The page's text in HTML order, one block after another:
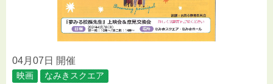
04月07日 開催
映画 なみきスクエア